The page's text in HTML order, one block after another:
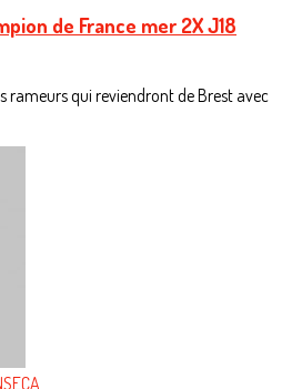
de France mer 2X J18
rameurs qui reviendront de Brest avec